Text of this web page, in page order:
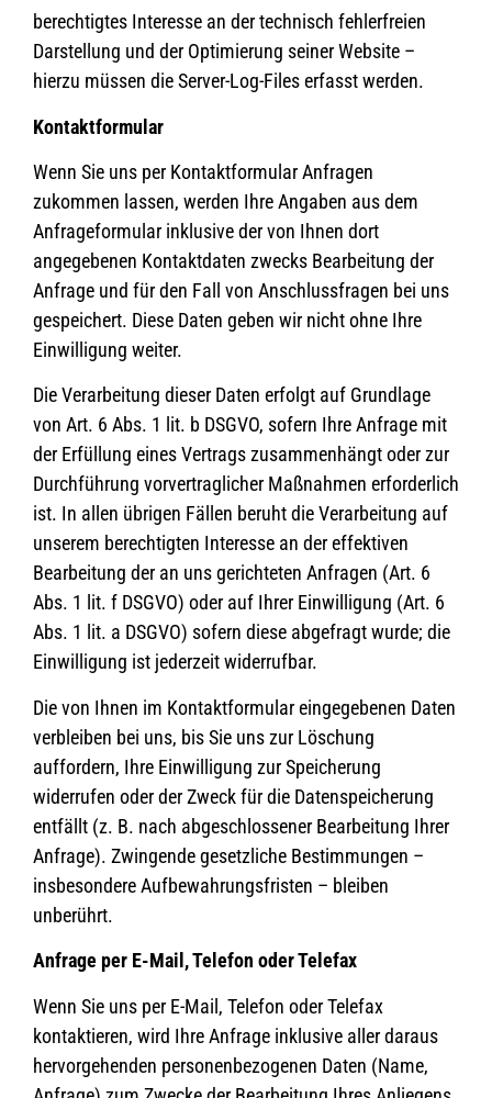
berechtigtes Interesse an der technisch fehlerfreien
Darstellung und der Optimierung seiner Website –
hierzu müssen die Server-Log-Files erfasst werden.
Kontaktformular
Wenn Sie uns per Kontaktformular Anfragen
zukommen lassen, werden Ihre Angaben aus dem
Anfrageformular inklusive der von Ihnen dort
angegebenen Kontaktdaten zwecks Bearbeitung der
Anfrage und für den Fall von Anschlussfragen bei uns
gespeichert. Diese Daten geben wir nicht ohne Ihre
Einwilligung weiter.
Die Verarbeitung dieser Daten erfolgt auf Grundlage
von Art. 6 Abs. 1 lit. b DSGVO, sofern Ihre Anfrage mit
der Erfüllung eines Vertrags zusammenhängt oder zur
Durchführung vorvertraglicher Maßnahmen erforderlich
ist. In allen übrigen Fällen beruht die Verarbeitung auf
unserem berechtigten Interesse an der effektiven
Bearbeitung der an uns gerichteten Anfragen (Art. 6
Abs. 1 lit. f DSGVO) oder auf Ihrer Einwilligung (Art. 6
Abs. 1 lit. a DSGVO) sofern diese abgefragt wurde; die
Einwilligung ist jederzeit widerrufbar.
Die von Ihnen im Kontaktformular eingegebenen Daten
verbleiben bei uns, bis Sie uns zur Löschung
auffordern, Ihre Einwilligung zur Speicherung
widerrufen oder der Zweck für die Datenspeicherung
entfällt (z. B. nach abgeschlossener Bearbeitung Ihrer
Anfrage). Zwingende gesetzliche Bestimmungen –
insbesondere Aufbewahrungsfristen – bleiben
unberührt.
Anfrage per E-Mail, Telefon oder Telefax
Wenn Sie uns per E-Mail, Telefon oder Telefax
kontaktieren, wird Ihre Anfrage inklusive aller daraus
hervorgehenden personenbezogenen Daten (Name,